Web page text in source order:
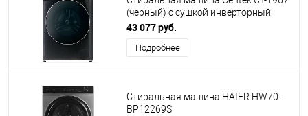
(черный) с сушкой инверторный
мотор
43 077 руб.
Подробнее
Стиральная машина HAIER HW70-
BP12269S